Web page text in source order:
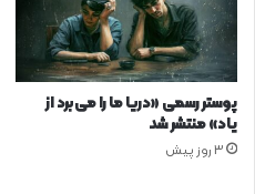
پوستر رسمی «دریا ما را می‌برد از
یاد» منتشر شد
3 روز پیش